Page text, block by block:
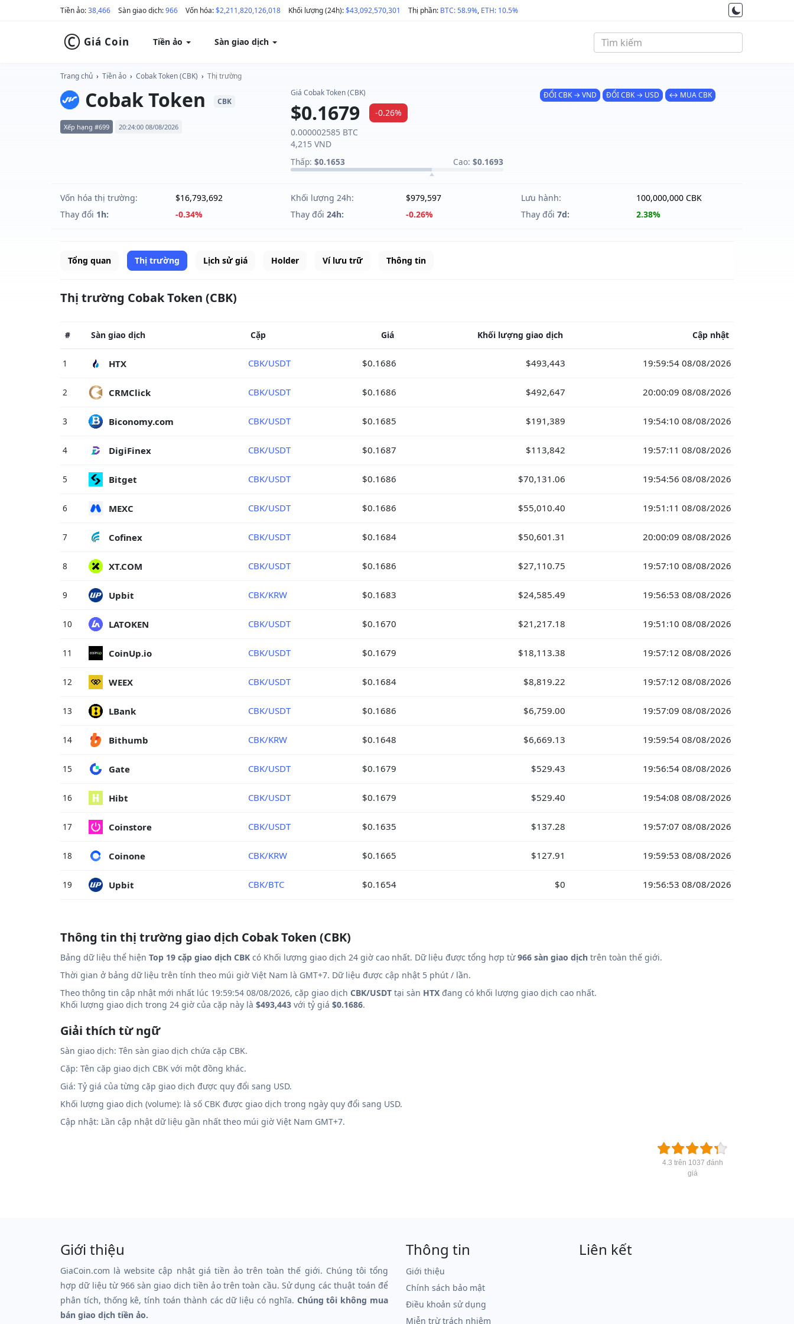
Tiền ảo:38,466 Sàn giao dịch:966 Vốn hóa:$2,211,820,126,018 Khối lượng (24h):$43,092,570,301 Thị phần: BTC: 58.9%, ETH: 10.5%
© Giá Coin Tiền ảo Sàn giao dịch
Trang chủ › Tiền ảo › Cobak Token (CBK) › Thị trường
Cobak Token CBK
Xếp hạng #699 20:24:00 08/08/2026
Giá Cobak Token (CBK)
$0.1679
-0.26%
0.000002585 BTC
4,215 VND
Thấp: $0.1653 Cao: $0.1693
ĐỔI CBK → VND ĐỔI CBK → USD ↔ MUA CBK
Vốn hóa thị trường: $16,793,692 Khối lượng 24h: $979,597 Lưu hành:
100,000,000 CBK
Thay đổi 1h: -0.34% Thay đổi 24h: -0.26% Thay đổi 7d: 2.38%
Tổng quan Thị trường Lịch sử giá Holder Ví lưu trữ Thông tin
Thị trường Cobak Token (CBK)
# Sàn giao dịch Cặp Giá Khối lượng giao dịch Cập nhật
1 HTX CBK/USDT $0.1686 $493,443 19:59:54 08/08/2026
2 CRMClick CBK/USDT $0.1686 $492,647 20:00:09 08/08/2026
3 Biconomy.com CBK/USDT $0.1685 $191,389 19:54:10 08/08/2026
4 DigiFinex CBK/USDT $0.1687 $113,842 19:57:11 08/08/2026
5 Bitget CBK/USDT $0.1686 $70,131.06 19:54:56 08/08/2026
6 MEXC CBK/USDT $0.1686 $55,010.40 19:51:11 08/08/2026
7 Cofinex CBK/USDT $0.1684 $50,601.31 20:00:09 08/08/2026
8 XT.COM CBK/USDT $0.1686 $27,110.75 19:57:10 08/08/2026
9 Upbit CBK/KRW $0.1683 $24,585.49 19:56:53 08/08/2026
10 LATOKEN CBK/USDT $0.1670 $21,217.18 19:51:10 08/08/2026
11 CoinUp.io CBK/USDT $0.1679 $18,113.38 19:57:12 08/08/2026
12 WEEX CBK/USDT $0.1684 $8,819.22 19:57:12 08/08/2026
13 LBank CBK/USDT $0.1686 $6,759.00 19:57:09 08/08/2026
14 Bithumb CBK/KRW $0.1648 $6,669.13 19:59:54 08/08/2026
15 Gate CBK/USDT $0.1679 $529.43 19:56:54 08/08/2026
16 Hibt CBK/USDT $0.1679 $529.40 19:54:08 08/08/2026
17 Coinstore CBK/USDT $0.1635 $137.28 19:57:07 08/08/2026
18 Coinone CBK/KRW $0.1665 $127.91 19:59:53 08/08/2026
19 Upbit CBK/BTC $0.1654 $0 19:56:53 08/08/2026
Thông tin thị trường giao dịch Cobak Token (CBK)
Bảng dữ liệu thể hiện Top 19 cặp giao dịch CBK có Khối lượng giao dịch 24 giờ cao nhất. Dữ liệu được tổng hợp từ966 sàn giao dịch trên toàn thế giới.
Thời gian ở bảng dữ liệu trên tính theo múi giờ Việt Nam là GMT+7. Dữ liệu được cập nhật 5 phút / lần.
Theo thông tin cập nhật mới nhất lúc 19:59:54 08/08/2026, cặp giao dịch CBK/USDT tại sàn HTX đang có khối lượng giao dịch cao nhất.
Khối lượng giao dịch trong 24 giờ của cặp này là $493,443 với tỷ giá $0.1686.
Giải thích từ ngữ
Sàn giao dịch: Tên sàn giao dịch chứa cặp CBK.
Cặp: Tên cặp giao dịch CBK với một đồng khác.
Giá: Tỷ giá của từng cặp giao dịch được quy đổi sang USD.
Khối lượng giao dịch (volume): là số CBK được giao dịch trong ngày quy đổi sang USD.
Cập nhật: Lần cập nhật dữ liệu gần nhất theo múi giờ Việt Nam GMT+7.
4.3 trên 1037 đánh
giá
Giới thiệu
GiaCoin.com là website cập nhật giá tiền ảo trên toàn thế giới. Chúng tôi tổng
hợp dữ liệu từ 966 sàn giao dịch tiền ảo trên toàn cầu. Sử dụng các thuật toán để
phân tích, thống kê, tính toán thành các dữ liệu có nghĩa. Chúng tôi không mua
bán giao dịch tiền ảo.
Thông tin
Giới thiệu
Chính sách bảo mật
Điều khoản sử dụng
Miễn trừ trách nhiệm
Liên kết